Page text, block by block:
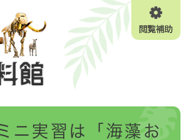
ーを飛ばして本文へ
閲
覧
ニ実習は「海藻お